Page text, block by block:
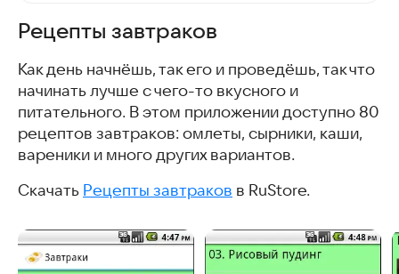
Рецепты завтраков
Как день начнёшь, так его и проведёшь, так что
начинать лучше с чего-то вкусного и
питательного. В этом приложении доступно 80
рецептов завтраков: омлеты, сырники, каши,
вареники и много других вариантов.
Скачать Рецепты завтраков в RuStore.